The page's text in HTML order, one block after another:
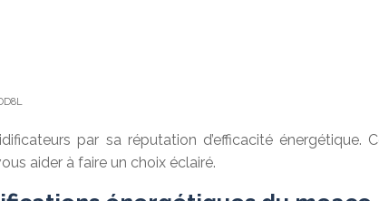
par sa réputation d’efficacité
aider à faire un choix éclairé.